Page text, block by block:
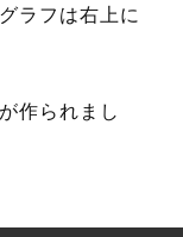
ラフは右上に
作られまし